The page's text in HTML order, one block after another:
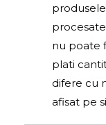
nu poate
plati
difere cu
afisat pe